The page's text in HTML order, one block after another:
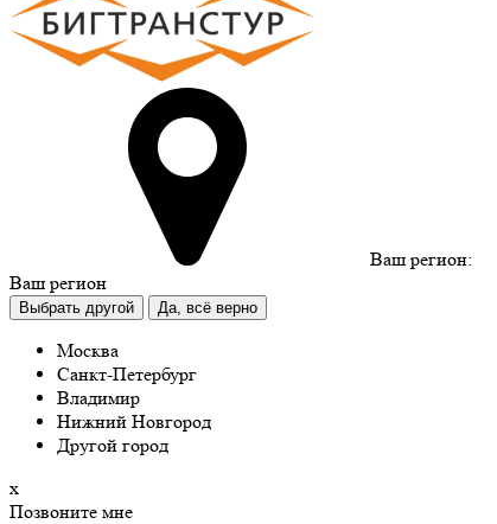
Ваш регион:
Ваш регион
Выбрать другой Да, всё верно
Москва
Санкт-Петербург
Владимир
Нижний Новгород
Другой город
х
Позвоните мне